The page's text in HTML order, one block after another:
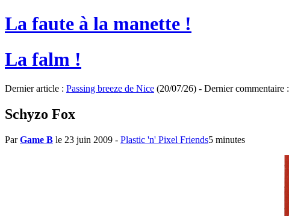
La faute à la manette !
La falm !
Dernier article : Passing breeze de Nice (20/07/26) - Dernier commentaire :
Schyzo Fox
ParGame B le 23 juin 2009 - Plastic 'n' Pixel Friends5 minutes